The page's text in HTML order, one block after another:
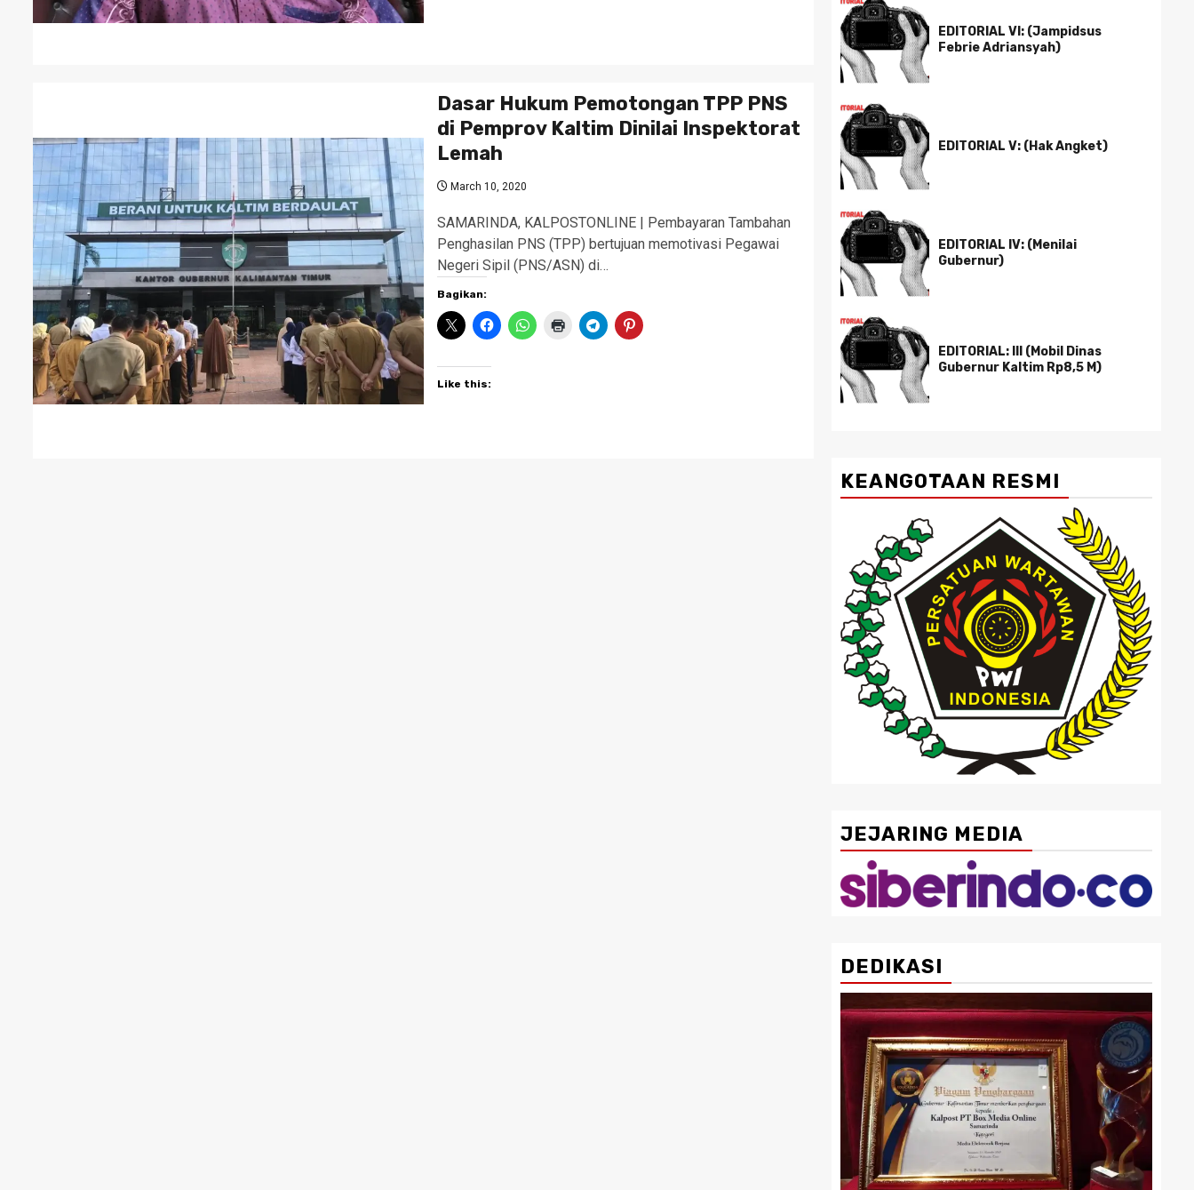
Dasar Hukum Pemotongan TPP PNS
di Pemprov Kaltim Dinilai Inspektorat
Lemah
March 10, 2020
SAMARINDA, KALPOSTONLINE | Pembayaran Tambahan
Penghasilan PNS (TPP) bertujuan memotivasi Pegawai
Negeri Sipil (PNS/ASN) di…
Bagikan:
Like this:
EDITORIAL VI: (Jampidsus
Febrie Adriansyah)
EDITORIAL V: (Hak Angket)
EDITORIAL IV: (Menilai
Gubernur)
EDITORIAL: III (Mobil Dinas
Gubernur Kaltim Rp8,5 M)
KEANGOTAAN RESMI
JEJARING MEDIA
DEDIKASI